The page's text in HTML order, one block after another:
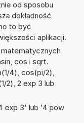
od sposobu
dokładność
to być
aplikacji.
cos i sqrt.
4), cos(pi/2),
2), 2 exp 3 lub
exp 3' lub '4 pow